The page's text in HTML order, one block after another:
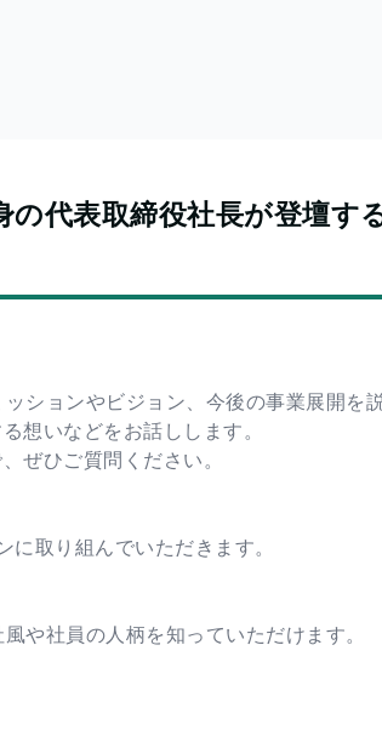
代表取締役社長が登壇す
ションやビジョン、今後の事業展開を説
想いなどをお話しします。
ぜひご質問ください。
取り組んでいただきます。
や社員の人柄を知っていただけます。